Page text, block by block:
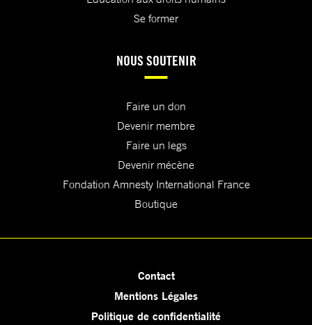
Se former
NOUS SOUTENIR
Faire un don
Devenir membre
Faire un legs
Devenir mécène
Fondation Amnesty International France
Boutique
Contact
Mentions Légales
Politique de confidentialité